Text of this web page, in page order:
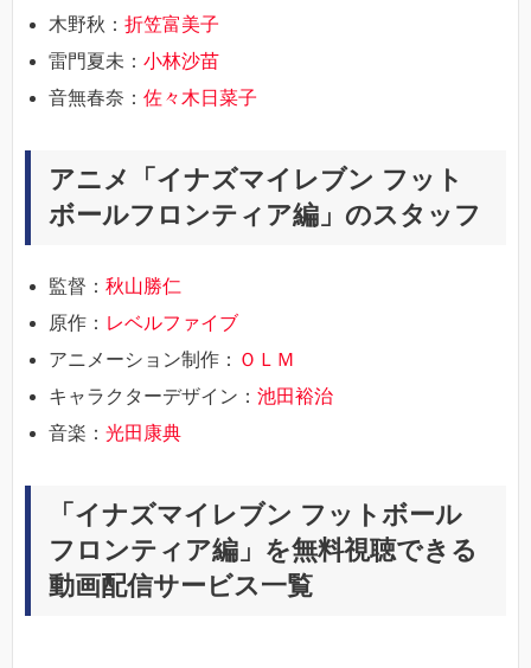
木野秋： 折笠富美子
雷門夏未： 小林沙苗
音無春奈： 佐々木日菜子
アニメ「イナズマイレブン フット
ボールフロンティア編」のスタッフ
監督： 秋山勝仁
原作： レベルファイブ
アニメーション制作： ＯＬＭ
キャラクターデザイン： 池田裕治
音楽： 光田康典
「イナズマイレブン フットボール
フロンティア編」を無料視聴できる
動画配信サービス一覧